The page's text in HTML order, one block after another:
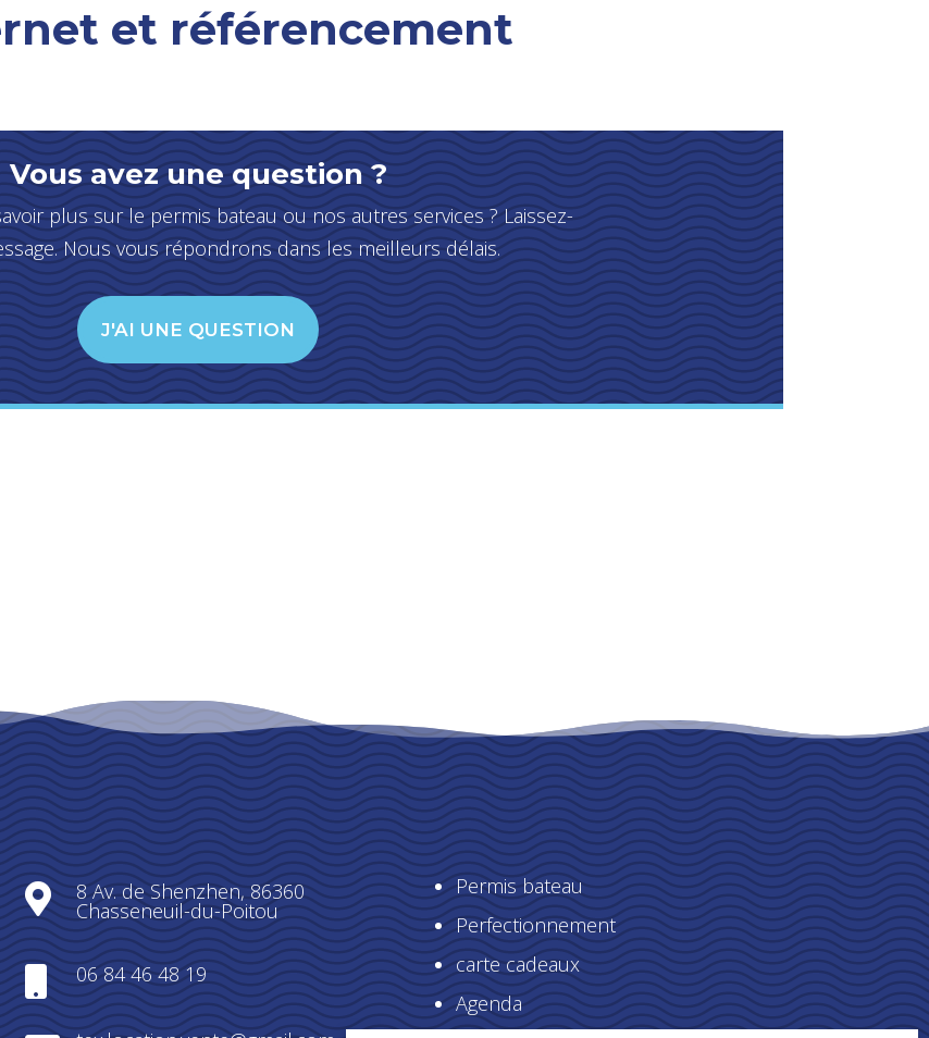
et référencement
Vous avez une question ?
plus sur le permis bateau ou nos autres services ? Laissez-
Nous vous répondrons dans les meilleurs délais.
J'AI UNE QUESTION
 8 Av. de Shenzhen, 86360
Chasseneuil-du-Poitou
 06 84 46 48 19
Permis bateau
Perfectionnement
carte cadeaux
Agenda